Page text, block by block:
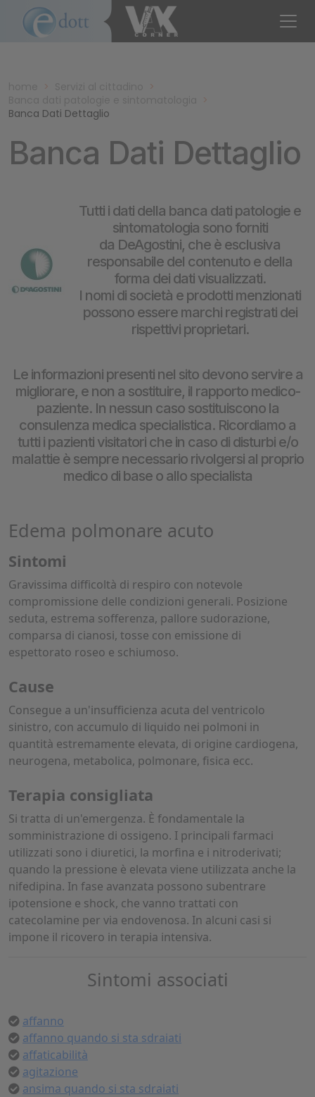
>
>
>
Banca Dati Dettaglio
Banca Dati Dettaglio
Tutti i dati della banca dati patologie e
sintomatologia sono forniti
da DeAgostini, che è esclusiva
responsabile del contenuto e della
forma dei dati visualizzati.
I nomi di società e prodotti menzionati
possono essere marchi registrati dei
rispettivi proprietari.
Le informazioni presenti nel sito devono servire a
migliorare, e non a sostituire, il rapporto medico-
paziente. In nessun caso sostituiscono la
consulenza medica specialistica. Ricordiamo a
tutti i pazienti visitatori che in caso di disturbi e/o
malattie è sempre necessario rivolgersi al proprio
medico di base o allo specialista
Edema polmonare acuto
Sintomi
Gravissima difficoltà di respiro con notevole
compromissione delle condizioni generali. Posizione
seduta, estrema sofferenza, pallore sudorazione,
comparsa di cianosi, tosse con emissione di
espettorato roseo e schiumoso.
Cause
Consegue a un'insufficienza acuta del ventricolo
sinistro, con accumulo di liquido nei polmoni in
quantità estremamente elevata, di origine cardiogena,
neurogena, metabolica, polmonare, fisica ecc.
Terapia consigliata
Si tratta di un'emergenza. È fondamentale la
somministrazione di ossigeno. I principali farmaci
utilizzati sono i diuretici, la morfina e i nitroderivati;
quando la pressione è elevata viene utilizzata anche la
nifedipina. In fase avanzata possono subentrare
ipotensione e shock, che vanno trattati con
catecolamine per via endovenosa. In alcuni casi si
impone il ricovero in terapia intensiva.
Sintomi associati
affanno
affanno quando si sta sdraiati
affaticabilità
agitazione
ansima quando si sta sdraiati